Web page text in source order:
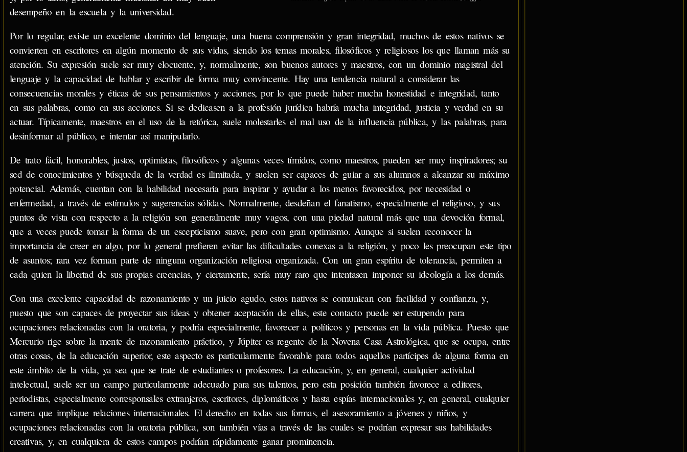
desempeño en la escuela y la universidad.
Por lo regular, existe un excelente dominio del lenguaje, una buena comprensión y gran integridad, muchos de estos nativos se
convierten en escritores en algún momento de sus vidas, siendo los temas morales, filosóficos y religiosos los que llaman más su
atención. Su expresión suele ser muy elocuente, y, normalmente, son buenos autores y maestros, con un dominio magistral del
lenguaje y la capacidad de hablar y escribir de forma muy convincente. Hay una tendencia natural a considerar las
consecuencias morales y éticas de sus pensamientos y acciones, por lo que puede haber mucha honestidad e integridad, tanto
en sus palabras, como en sus acciones. Si se dedicasen a la profesión jurídica habría mucha integridad, justicia y verdad en su
actuar. Típicamente, maestros en el uso de la retórica, suele molestarles el mal uso de la influencia pública, y las palabras, para
desinformar al público, e intentar así manipularlo.
De trato fácil, honorables, justos, optimistas, filosóficos y algunas veces tímidos, como maestros, pueden ser muy inspiradores; su
sed de conocimientos y búsqueda de la verdad es ilimitada, y suelen ser capaces de guiar a sus alumnos a alcanzar su máximo
potencial. Además, cuentan con la habilidad necesaria para inspirar y ayudar a los menos favorecidos, por necesidad o
enfermedad, a través de estímulos y sugerencias sólidas. Normalmente, desdeñan el fanatismo, especialmente el religioso, y sus
puntos de vista con respecto a la religión son generalmente muy vagos, con una piedad natural más que una devoción formal,
que a veces puede tomar la forma de un escepticismo suave, pero con gran optimismo. Aunque si suelen reconocer la
importancia de creer en algo, por lo general prefieren evitar las dificultades conexas a la religión, y poco les preocupan este tipo
de asuntos; rara vez forman parte de ninguna organización religiosa organizada. Con un gran espíritu de tolerancia, permiten a
cada quien la libertad de sus propias creencias, y ciertamente, sería muy raro que intentasen imponer su ideología a los demás.
Con una excelente capacidad de razonamiento y un juicio agudo, estos nativos se comunican con facilidad y confianza, y,
puesto que son capaces de proyectar sus ideas y obtener aceptación de ellas, este contacto puede ser estupendo para
ocupaciones relacionadas con la oratoria, y podría especialmente, favorecer a políticos y personas en la vida pública. Puesto que
Mercurio rige sobre la mente de razonamiento práctico, y Júpiter es regente de la Novena Casa Astrológica, que se ocupa, entre
otras cosas, de la educación superior, este aspecto es particularmente favorable para todos aquellos partícipes de alguna forma en
este ámbito de la vida, ya sea que se trate de estudiantes o profesores. La educación, y, en general, cualquier actividad
intelectual, suele ser un campo particularmente adecuado para sus talentos, pero esta posición también favorece a editores,
periodistas, especialmente corresponsales extranjeros, escritores, diplomáticos y hasta espías internacionales y, en general, cualquier
carrera que implique relaciones internacionales. El derecho en todas sus formas, el asesoramiento a jóvenes y niños, y
ocupaciones relacionadas con la oratoria pública, son también vías a través de las cuales se podrían expresar sus habilidades
creativas, y, en cualquiera de estos campos podrían rápidamente ganar prominencia.